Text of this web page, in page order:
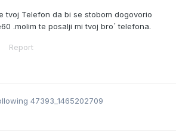
tvoj Telefon da bi se stobom dogovorio
.molim te posalji mi tvoj bro´ telefona.
Report
47393_1465202709